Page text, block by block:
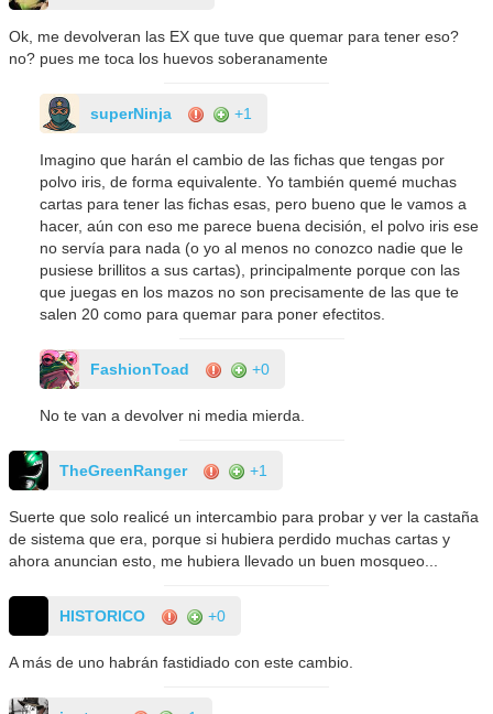
Ok, me devolveran las EX que tuve que quemar para tener eso?
no? pues me toca los huevos soberanamente
superNinja +1
Imagino que harán el cambio de las fichas que tengas por
polvo iris, de forma equivalente. Yo también quemé muchas
cartas para tener las fichas esas, pero bueno que le vamos a
hacer, aún con eso me parece buena decisión, el polvo iris ese
no servía para nada (o yo al menos no conozco nadie que le
pusiese brillitos a sus cartas), principalmente porque con las
que juegas en los mazos no son precisamente de las que te
salen 20 como para quemar para poner efectitos.
FashionToad +0
No te van a devolver ni media mierda.
TheGreenRanger +1
Suerte que solo realicé un intercambio para probar y ver la castaña
de sistema que era, porque si hubiera perdido muchas cartas y
ahora anuncian esto, me hubiera llevado un buen mosqueo...
HISTORICO +0
A más de uno habrán fastidiado con este cambio.